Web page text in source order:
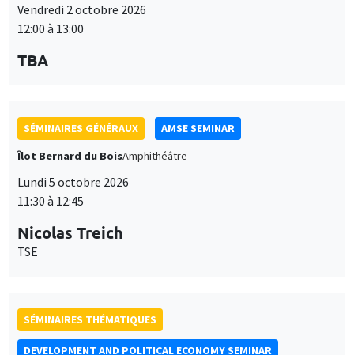
Vendredi 2 octobre 2026
12:00 à 13:00
TBA
SÉMINAIRES GÉNÉRAUX
AMSE SEMINAR
Îlot Bernard du BoisAmphithéâtre
Lundi 5 octobre 2026
11:30 à 12:45
Nicolas Treich
TSE
SÉMINAIRES THÉMATIQUES
DEVELOPMENT AND POLITICAL ECONOMY SEMINAR